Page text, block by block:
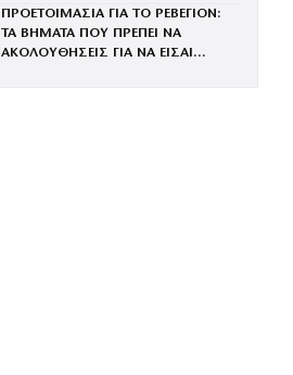
ΠΡΟΕΤΟΙΜΑΣΙΑ ΓΙΑ ΤΟ ΡΕΒΕΓΙΟΝ:
ΤΑ ΒΗΜΑΤΑ ΠΟΥ ΠΡΕΠΕΙ ΝΑ
ΑΚΟΛΟΥΘΗΣΕΙΣ ΓΙΑ ΝΑ ΕΙΣΑΙ